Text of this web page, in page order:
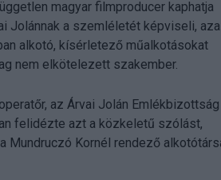
magyar filmproducer kaphatja
Jolánnak a szemléletét képviseli,
alkotó, kísérletező műalkotásokat
nem elkötelezett szakember.
az Árvai Jolán Emlékbizottság
felidézte azt a közkeletű szólást,
Mundruczó Kornél rendező